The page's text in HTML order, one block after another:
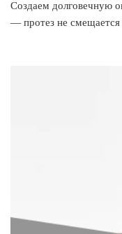
Создаем долговечную
— протез не смещается